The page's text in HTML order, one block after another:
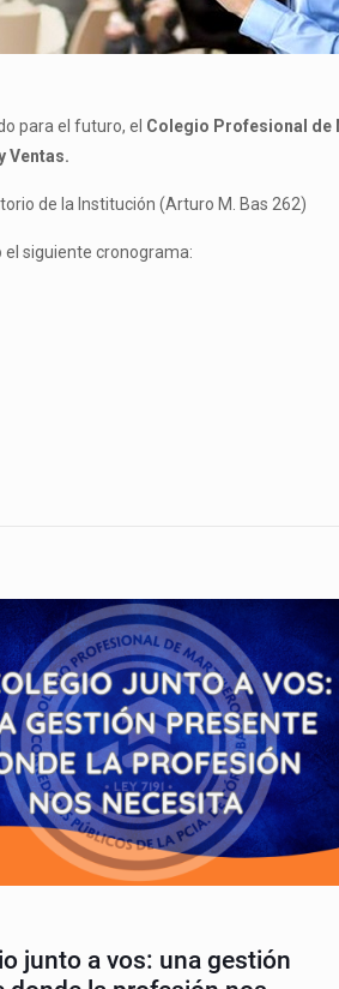
para el futuro, el Colegio Profesional de
Ventas.
de la Institución (Arturo M. Bas 262)
el siguiente cronograma:
junto a vos: una gestión